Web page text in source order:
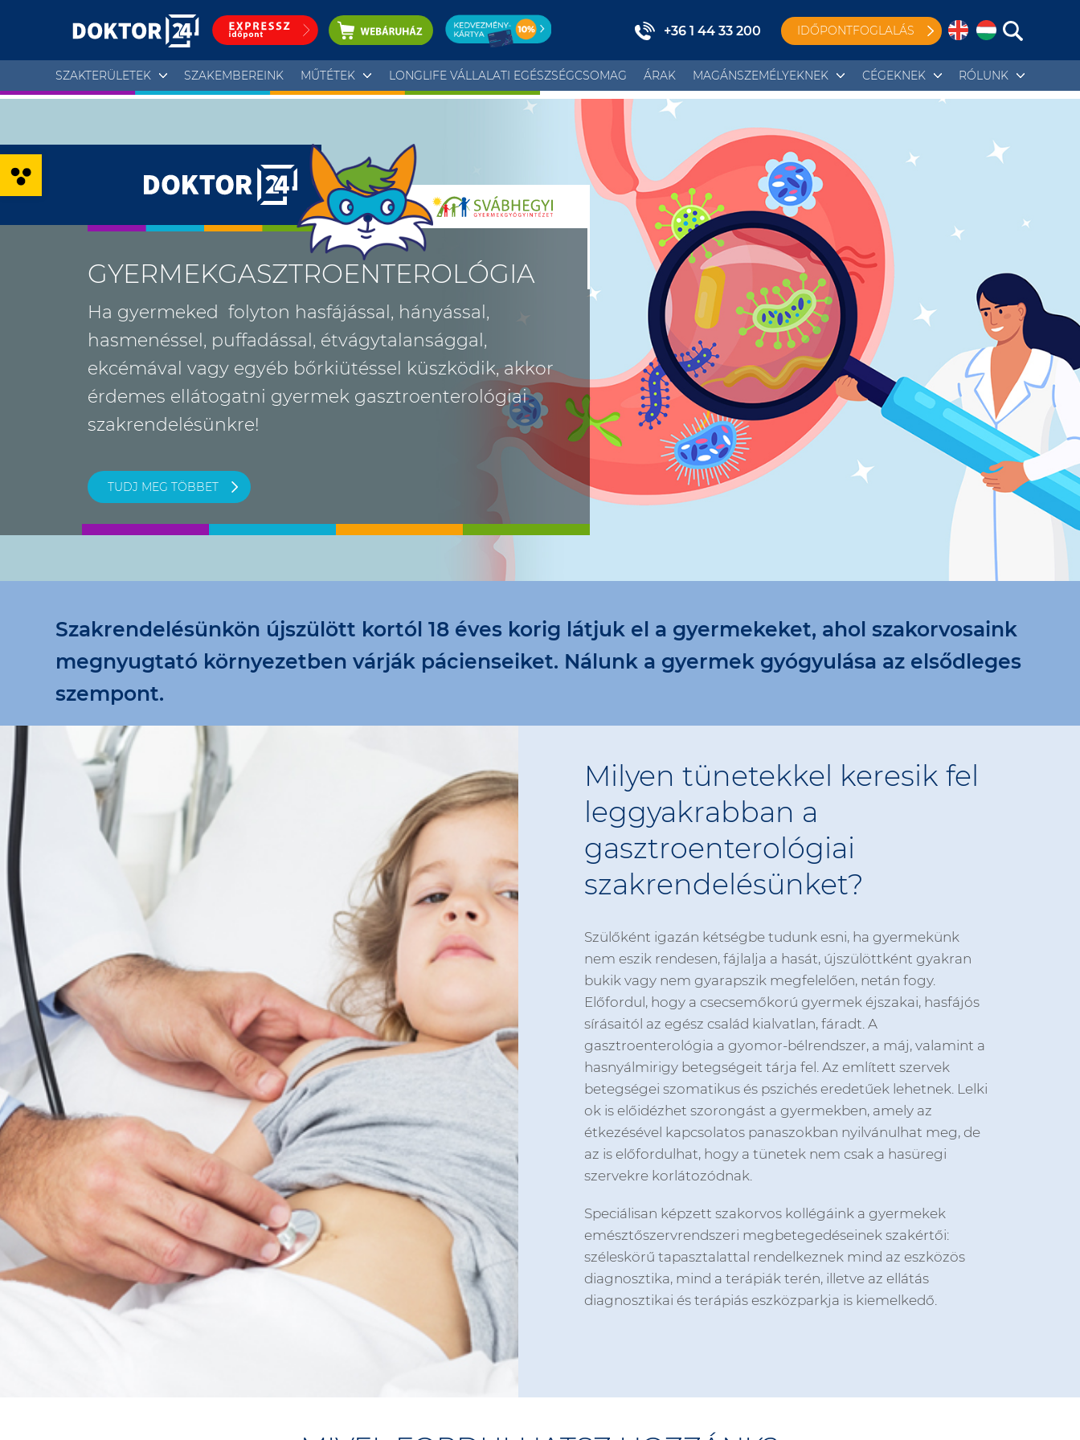
Eszköztár megnyitása
+36 1 44 33 200 IDŐPONTFOGLALÁS
SZAKTERÜLETEK SZAKEMBEREINK MŰTÉTEK LONGLIFE VÁLLALATI EGÉSZSÉGCSOMAG ÁRAK MAGÁNSZEMÉLYEKNEK CÉGEKNEK RÓLUNK
GYERMEKGASZTROENTEROLÓGIA
Ha gyermeked folyton hasfájással, hányással,
hasmenéssel, puffadással, étvágytalansággal,
ekcémával vagy egyéb bőrkiütéssel küszködik, akkor
érdemes ellátogatni gyermek gasztroenterológiai
szakrendelésünkre!
TUDJ MEG TÖBBET
Szakrendelésünkön újszülött kortól 18 éves korig látjuk el a gyermekeket, ahol szakorvosaink
megnyugtató környezetben várják pácienseiket. Nálunk a gyermek gyógyulása az elsődleges
szempont.
Milyen tünetekkel keresik fel
leggyakrabban a
gasztroenterológiai
szakrendelésünket?
Szülőként igazán kétségbe tudunk esni, ha gyermekünk
nem eszik rendesen, fájlalja a hasát, újszülöttként gyakran
bukik vagy nem gyarapszik megfelelően, netán fogy.
Előfordul, hogy a csecsemőkorú gyermek éjszakai, hasfájós
sírásaitól az egész család kialvatlan, fáradt. A
gasztroenterológia a gyomor-bélrendszer, a máj, valamint a
hasnyálmirigy betegségeit tárja fel. Az említett szervek
betegségei szomatikus és pszichés eredetűek lehetnek. Lelki
ok is előidézhet szorongást a gyermekben, amely az
étkezésével kapcsolatos panaszokban nyilvánulhat meg, de
az is előfordulhat, hogy a tünetek nem csak a hasüregi
szervekre korlátozódnak.
Speciálisan képzett szakorvos kollégáink a gyermekek
emésztőszervrendszeri megbetegedéseinek szakértői:
széleskörű tapasztalattal rendelkeznek mind az eszközös
diagnosztika, mind a terápiák terén, illetve az ellátás
diagnosztikai és terápiás eszközparkja is kiemelkedő.